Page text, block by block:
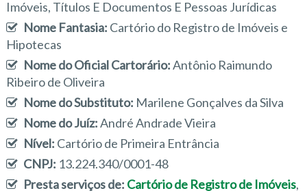
Imóveis, Títulos E Documentos E Pessoas Jurídicas
Nome Fantasia: Cartório do Registro de Imóveis e
Hipotecas
Nome do Oficial Cartorário:Antônio Raimundo
Ribeiro de Oliveira
Nome do Substituto: Marilene Gonçalves da Silva
Nome do Juíz:André Andrade Vieira
Nível: Cartório de Primeira Entrância
CNPJ: 13.224.340/0001-48
Presta serviços de: Cartório de Registro de Imóveis,